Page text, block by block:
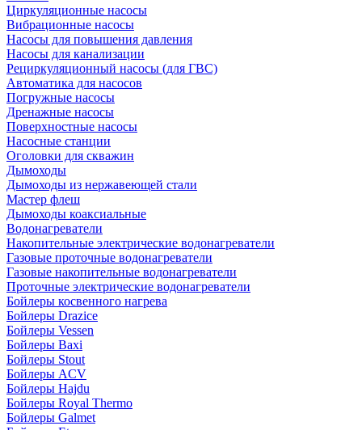
Циркуляционные насосы
Вибрационные насосы
Насосы для повышения давления
Насосы для канализации
Рециркуляционный насосы (для ГВС)
Автоматика для насосов
Погружные насосы
Дренажные насосы
Поверхностные насосы
Насосные станции
Оголовки для скважин
Дымоходы
Дымоходы из нержавеющей стали
Мастер флеш
Дымоходы коаксиальные
Водонагреватели
Накопительные электрические водонагреватели
Газовые проточные водонагреватели
Газовые накопительные водонагреватели
Проточные электрические водонагреватели
Бойлеры косвенного нагрева
Бойлеры Drazice
Бойлеры Vessen
Бойлеры Baxi
Бойлеры Stout
Бойлеры ACV
Бойлеры Hajdu
Бойлеры Royal Thermo
Бойлеры Galmet